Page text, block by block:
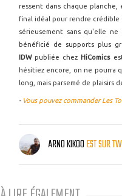
ressent dans chaque
final idéal pour rendre
sérieusement sans qu'elle
bénéficié de supports plus
IDWpubliée chez HiComics
hésitiez encore, on ne pourra
long, mais parsemé de plaisirs
- Vous pouvez commander Les
ARNO KIKOOEST SUR